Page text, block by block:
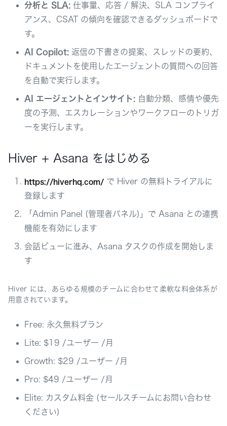
分析と SLA: 仕事量、応答 / 解決、SLA コンプライ
アンス、CSAT の傾向を確認できるダッシュボードで
す。
AI Copilot: 返信の下書きの提案、スレッドの要約、
ドキュメントを使用したエージェントの質問への回答
を自動で実行します。
AI エージェントとインサイト: 自動分類、感情や優先
度の予測、エスカレーションやワークフローのトリガ
ーを実行します。
Hiver + Asana をはじめる
https://hiverhq.com/ で Hiver の無料トライアルに
登録します
「Admin Panel (管理者パネル)」で Asana との連携
機能を有効にします
会話ビューに進み、Asana タスクの作成を開始しま
す
Hiver には、あらゆる規模のチームに合わせて柔軟な料金体系が
用意されています。
Free: 永久無料プラン
Lite: $19 /ユーザー /月
Growth: $29 /ユーザー /月
Pro: $49 /ユーザー /月
Elite: カスタム料金 (セールスチームにお問い合わせ
ください)